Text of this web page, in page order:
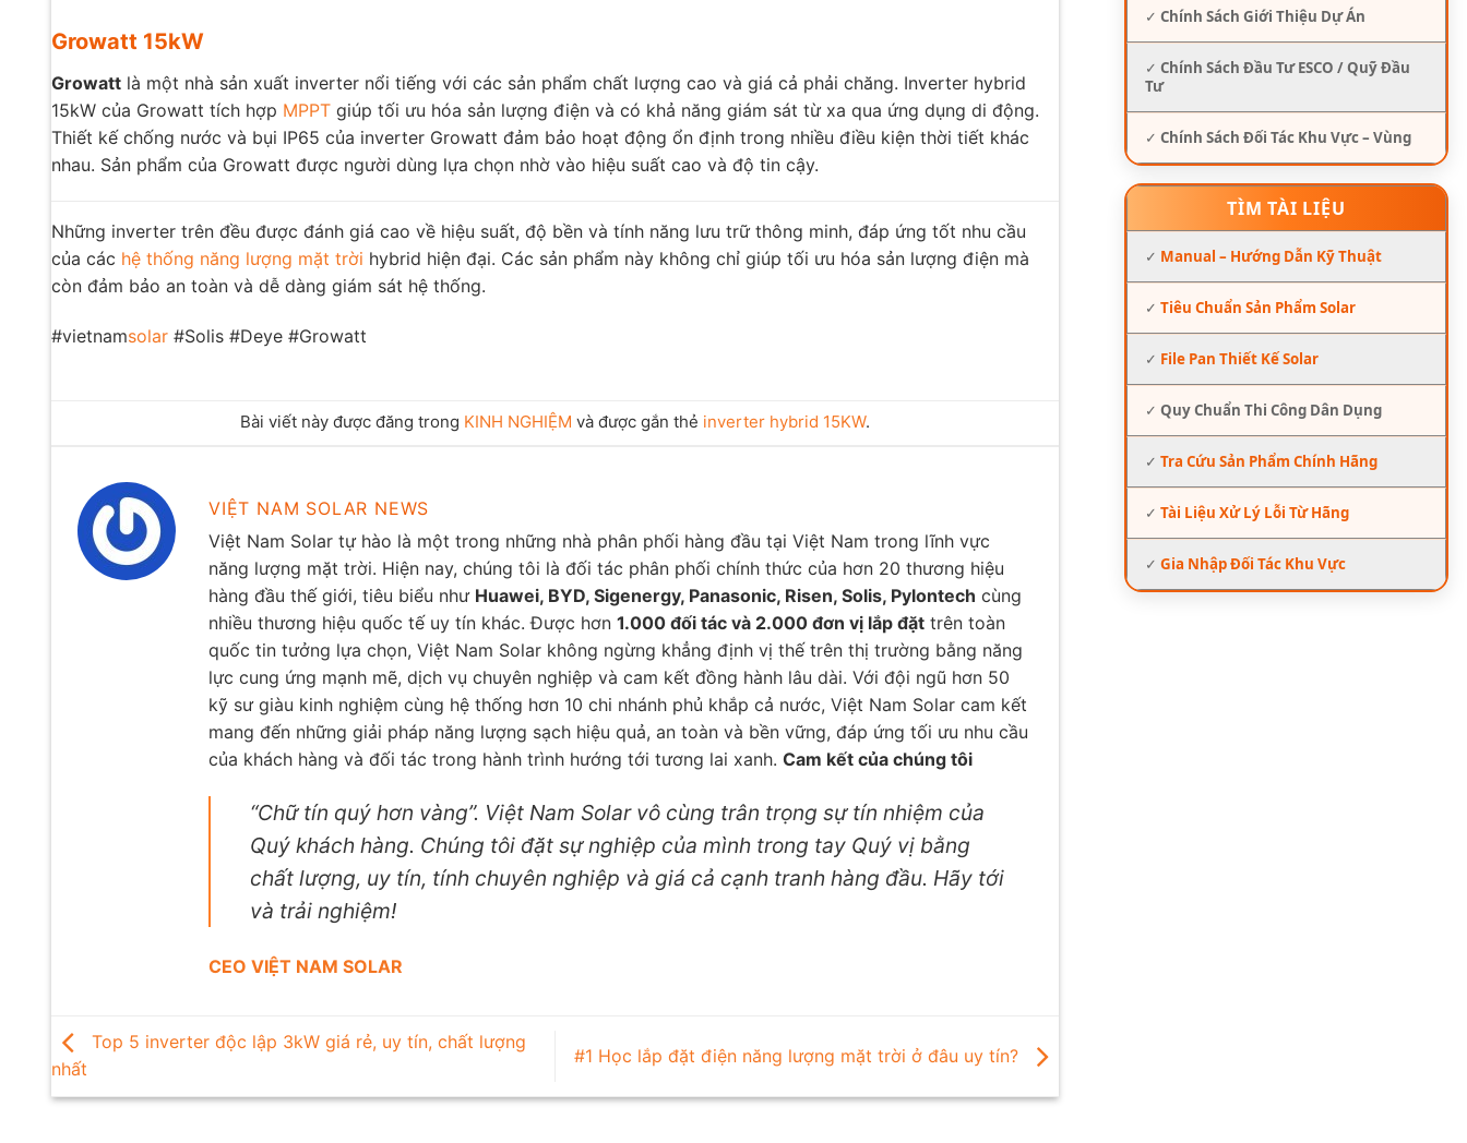
Growatt 15kW
Growatt là một nhà sản xuất inverter nổi tiếng với các sản phẩm chất lượng cao và giá cả phải chăng. Inverter hybrid
15kW của Growatt tích hợp MPPT giúp tối ưu hóa sản lượng điện và có khả năng giám sát từ xa qua ứng dụng di động.
Thiết kế chống nước và bụi IP65 của inverter Growatt đảm bảo hoạt động ổn định trong nhiều điều kiện thời tiết khác
nhau. Sản phẩm của Growatt được người dùng lựa chọn nhờ vào hiệu suất cao và độ tin cậy.
Những inverter trên đều được đánh giá cao về hiệu suất, độ bền và tính năng lưu trữ thông minh, đáp ứng tốt nhu cầu
của các hệ thống năng lượng mặt trời hybrid hiện đại. Các sản phẩm này không chỉ giúp tối ưu hóa sản lượng điện mà
còn đảm bảo an toàn và dễ dàng giám sát hệ thống.
#vietnamsolar #Solis #Deye #Growatt
Bài viết này được đăng trong KINH NGHIỆM và được gắn thẻ inverter hybrid 15KW.
VIỆT NAM SOLAR NEWS
Việt Nam Solar tự hào là một trong những nhà phân phối hàng đầu tại Việt Nam trong lĩnh vực
năng lượng mặt trời. Hiện nay, chúng tôi là đối tác phân phối chính thức của hơn 20 thương hiệu
hàng đầu thế giới, tiêu biểu như Huawei, BYD, Sigenergy, Panasonic, Risen, Solis, Pylontech cùng
nhiều thương hiệu quốc tế uy tín khác. Được hơn 1.000 đối tác và 2.000 đơn vị lắp đặt trên toàn
quốc tin tưởng lựa chọn, Việt Nam Solar không ngừng khẳng định vị thế trên thị trường bằng năng
lực cung ứng mạnh mẽ, dịch vụ chuyên nghiệp và cam kết đồng hành lâu dài. Với đội ngũ hơn 50
kỹ sư giàu kinh nghiệm cùng hệ thống hơn 10 chi nhánh phủ khắp cả nước, Việt Nam Solar cam kết
mang đến những giải pháp năng lượng sạch hiệu quả, an toàn và bền vững, đáp ứng tối ưu nhu cầu
của khách hàng và đối tác trong hành trình hướng tới tương lai xanh. Cam kết của chúng tôi
“Chữ tín quý hơn vàng”. Việt Nam Solar vô cùng trân trọng sự tín nhiệm của
Quý khách hàng. Chúng tôi đặt sự nghiệp của mình trong tay Quý vị bằng
chất lượng, uy tín, tính chuyên nghiệp và giá cả cạnh tranh hàng đầu. Hãy tới
và trải nghiệm!
CEO VIỆT NAM SOLAR
Top 5 inverter độc lập 3kW giá rẻ, uy tín, chất lượng
nhất
#1 Học lắp đặt điện năng lượng mặt trời ở đâu uy tín?
✓ Chính Sách Giới Thiệu Dự Án
✓ Chính Sách Đầu Tư ESCO / Quỹ Đầu
Tư
✓ Chính Sách Đối Tác Khu Vực – Vùng
TÌM TÀI LIỆU
✓ Manual – Hướng Dẫn Kỹ Thuật
✓ Tiêu Chuẩn Sản Phẩm Solar
✓ File Pan Thiết Kế Solar
✓ Quy Chuẩn Thi Công Dân Dụng
✓ Tra Cứu Sản Phẩm Chính Hãng
✓ Tài Liệu Xử Lý Lỗi Từ Hãng
✓ Gia Nhập Đối Tác Khu Vực